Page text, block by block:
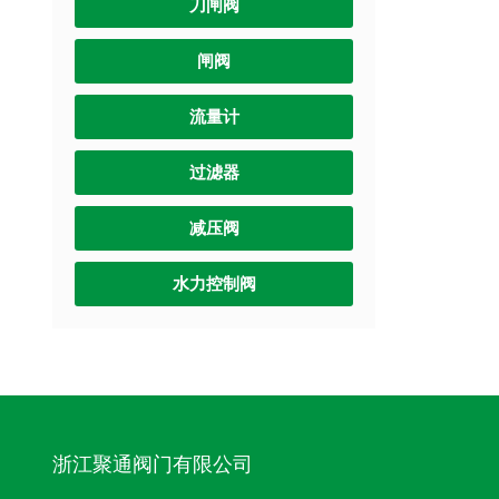
刀闸阀
闸阀
流量计
过滤器
减压阀
水力控制阀
浙江聚通阀门有限公司